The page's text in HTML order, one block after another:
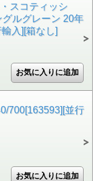
スコティッシ
グルグレーン 20年
入][箱なし]
700[163593][並行